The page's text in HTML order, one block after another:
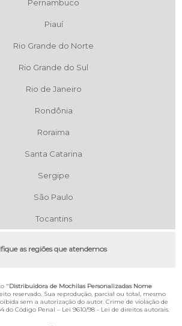
Pernambuco
Piauí
Rio Grande do Norte
Rio Grande do Sul
Rio de Janeiro
Rondônia
Roraima
Santa Catarina
Sergipe
São Paulo
Tocantins
as regiões que atendemos
"Distribuidora de Mochilas Personalizadas Nome
reservado. Sua reprodução, parcial ou total, mesmo
sem a autorização do autor. Crime de violação de
do Código Penal – Lei 9610/98 - Lei de direitos autorais.